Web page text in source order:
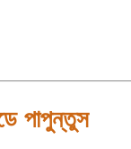
পাপুন্তুস